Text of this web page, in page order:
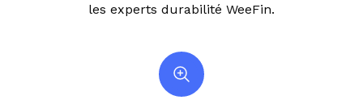
les experts durabilité WeeFin.